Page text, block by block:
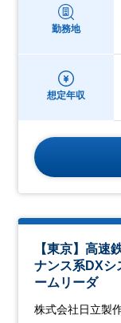
勤務地
想定年収
【東京】高速
ナンス系DXシ
ームリーダ
株式会社日立製